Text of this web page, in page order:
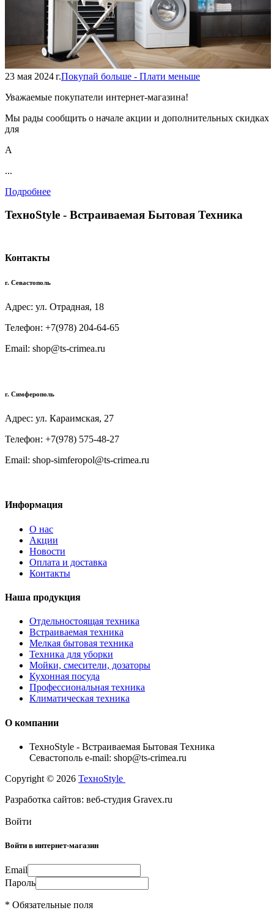
23 мая 2024 г.Покупай больше - Плати меньше
Уважаемые покупатели интернет-магазина!
Мы рады сообщить о начале акции и дополнительных скидках
для
А
...
Подробнее
TexноStyle - Встраиваемая Бытовая Техника
Контакты
г. Севастополь
Адрес: ул. Отрадная, 18
Телефон: +7(978) 204-64-65
Email: shop@ts-crimea.ru
г. Симферополь
Адрес: ул. Караимская, 27
Телефон: +7(978) 575-48-27
Email: shop-simferopol@ts-crimea.ru
Информация
О нас
Акции
Новости
Оплата и доставка
Контакты
Наша продукция
Отдельностоящая техника
Встраиваемая техника
Мелкая бытовая техника
Техника для уборки
Мойки, смесители, дозаторы
Кухонная посуда
Профессиональная техника
Климатическая техника
О компании
TexноStyle - Встраиваемая Бытовая Техника
Севастополь e-mail: shop@ts-crimea.ru
Copyright © 2026 TexноStyle
Разработка сайтов: веб-студия Gravex.ru
Войти
Войти в интернет-магазин
Email
Пароль
* Обязательные поля